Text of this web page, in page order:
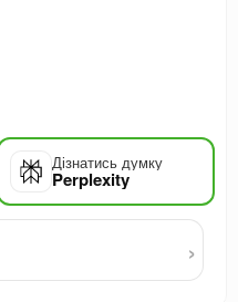
Дізнатись думку
Perplexity
›